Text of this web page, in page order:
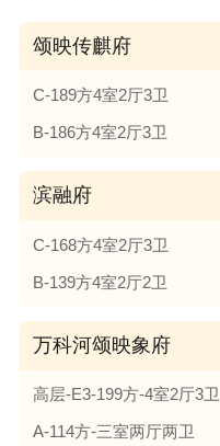
颂映传麒府
C-189方4室2厅3卫
B-186方4室2厅3卫
滨融府
C-168方4室2厅3卫
B-139方4室2厅2卫
万科河颂映象府
高层-E3-199方-4室2厅3卫
A-114方-三室两厅两卫